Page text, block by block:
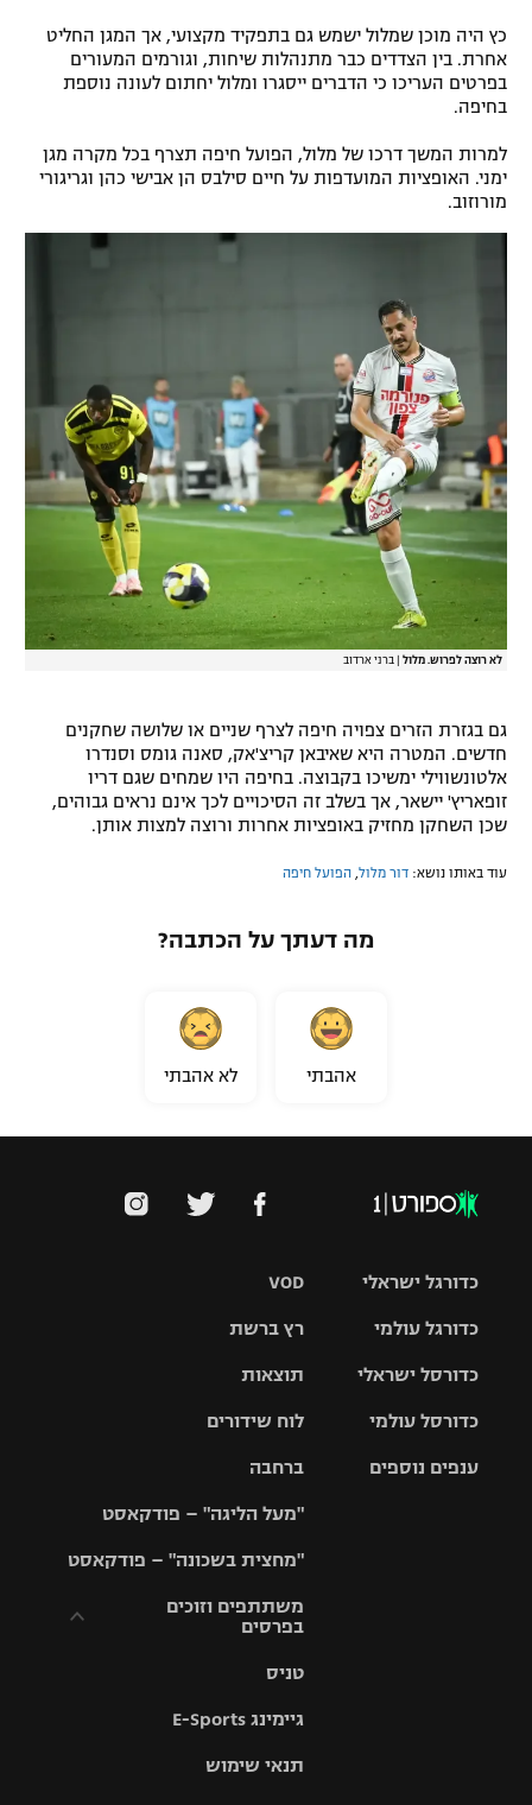
תנאי שימוש
מדיניות פרטיות
תקנון פעילות ספורט 1
רשיון להקרנה פומבית לבית עסק
הצטרפות לחבילת הערוצים
לוח דרושים – ג'ובנט
תגיות
המגזין
אומנויות לחימה
כץ היה מוכן שמלול ישמש גם בתפקיד מקצועי, אך המגן החליט
אחרת. בין הצדדים כבר מתנהלות שיחות, וגורמים המעורים
בפרטים העריכו כי הדברים ייסגרו ומלול יחתום לעונה נוספת
בחיפה.
למרות המשך דרכו של מלול, הפועל חיפה תצרף בכל מקרה מגן
ימני. האופציות המועדפות על חיים סילבס הן אבישי כהן וגריגורי
מורוזוב.
לא רוצה לפרוש. מלול ברני ארדוב
גם בגזרת הזרים צפויה חיפה לצרף שניים או שלושה שחקנים
חדשים. המטרה היא שאיבאן קריצ'אק, סאנה גומס וסנדרו
אלטונשווילי ימשיכו בקבוצה. בחיפה היו שמחים שגם דריו
זופאריץ' יישאר, אך בשלב זה הסיכויים לכך אינם נראים גבוהים,
שכן השחקן מחזיק באופציות אחרות ורוצה למצות אותן.
עוד באותו נושא: דור מלול הפועל חיפה
מה דעתך על הכתבה?
אהבתי לא אהבתי
VOD
רץ ברשת
תוצאות
לוח שידורים
ברחבה
"מעל הליגה" – פודקאסט
"מחצית בשכונה" – פודקאסט
משתתפים וזוכים
בפרסים
וזוכים בפרסים
תקנון עבור פעילות
טניס
גיימינג E-Sports
תנאי שימוש
כדורגל ישראלי
גביע הטוטו
כדורגל עולמי
האלופות
ליגה
כדורסל ישראלי
סל
כדורסל עולמי
ענפים נוספים